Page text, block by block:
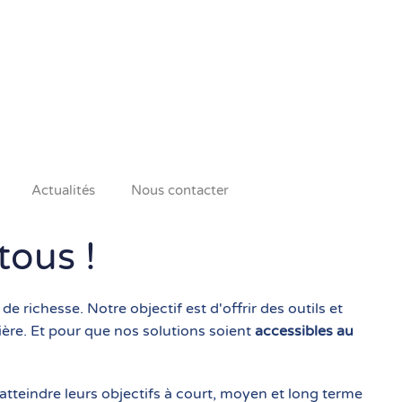
Actualités Nous contacter
!
richesse. Notre objectif est d'offrir des outils et
Et pour que nos solutions soient accessibles au
leurs objectifs à court, moyen et long terme